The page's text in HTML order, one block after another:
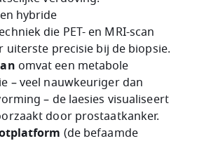
hybride
die PET- en MRI-scan
uiterste precisie bij de biopsie.
omvat een metabole
– veel nauwkeuriger dan
– de laesies visualiseert
door prostaatkanker.
(de befaamde